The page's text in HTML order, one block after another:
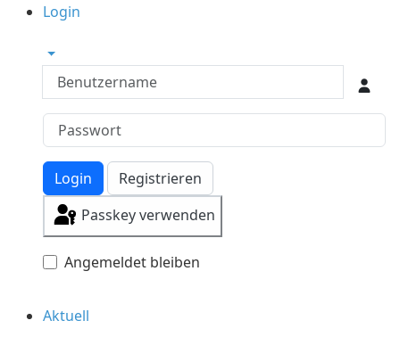
Login
Benutzername
Login
Registrieren
Passkey verwenden
Angemeldet bleiben
Aktuell